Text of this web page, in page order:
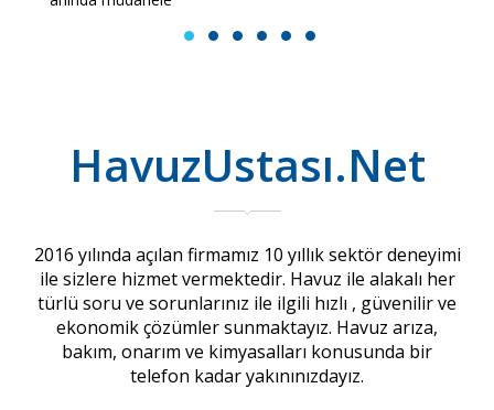
1 2 3 4 5 6
HavuzUstası.Net
2016 yılında açılan firmamız 10 yıllık sektör deneyimi
ile sizlere hizmet vermektedir. Havuz ile alakalı her
türlü soru ve sorunlarınız ile ilgili hızlı , güvenilir ve
ekonomik çözümler sunmaktayız. Havuz arıza,
bakım, onarım ve kimyasalları konusunda bir
telefon kadar yakınınızdayız.